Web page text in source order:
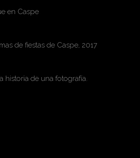
en Caspe
de fiestas de Caspe, 2017
historia de una fotografía.